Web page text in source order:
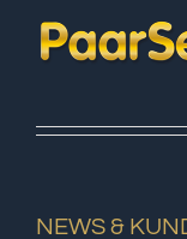
NEWS &